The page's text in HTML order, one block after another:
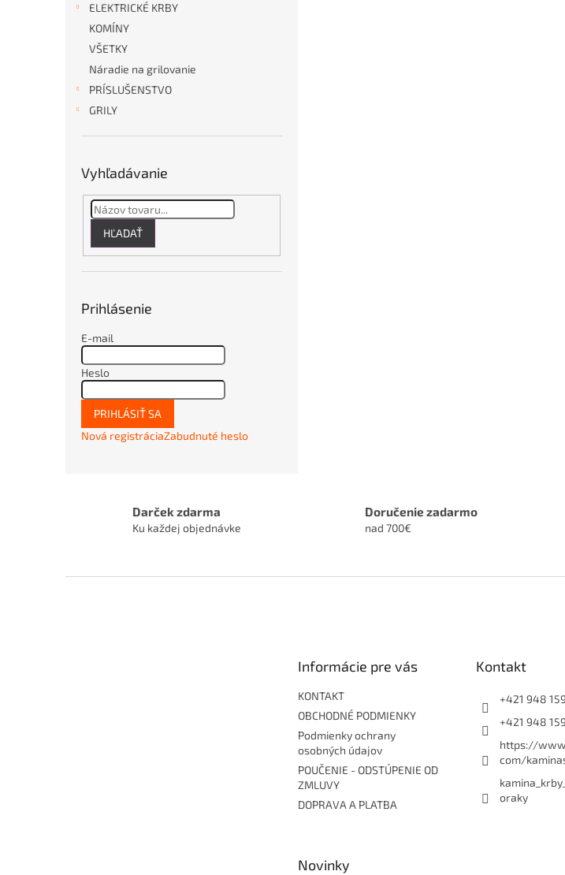
ELEKTRICKÉ KRBY
KOMÍNY
VŠETKY
Náradie na grilovanie
PRÍSLUŠENSTVO
GRILY
Vyhľadávanie
HĽADAŤ
Prihlásenie
E-mail
Heslo
PRIHLÁSIŤ SA
Nová registráciaZabudnuté heslo
Darček zdarma
Ku každej objednávke
Doručenie zadarmo
nad 700€
Informácie pre vás
KONTAKT
OBCHODNÉ PODMIENKY
Podmienky ochrany
osobných údajov
POUČENIE - ODSTÚPENIE OD
ZMLUVY
DOPRAVA A PLATBA
Kontakt
+421 948
+421 948
https://
com/
oraky
Novinky